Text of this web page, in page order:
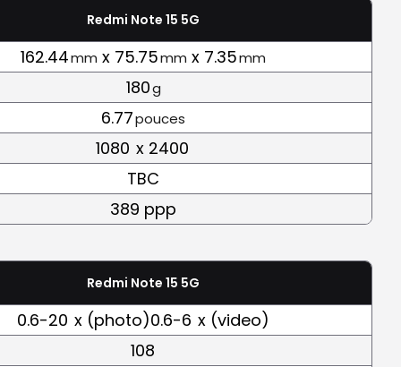
Redmi Note 15 5G
162.44mm x 75.75mm x 7.35mm
180g
6.77pouces
1080 x 2400
TBC
389 ppp
Redmi Note 15 5G
0.6-20 x (photo)0.6-6 x (video)
108